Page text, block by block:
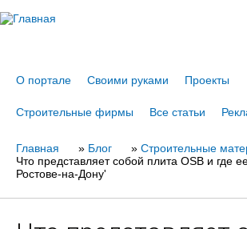
О портале Своими руками Проекты
Строительные фирмы Все статьи
Вы
здесь
Главная » Блог » Строительные
Что представляет собой плита OSB и где
Ростове-на-Дону'